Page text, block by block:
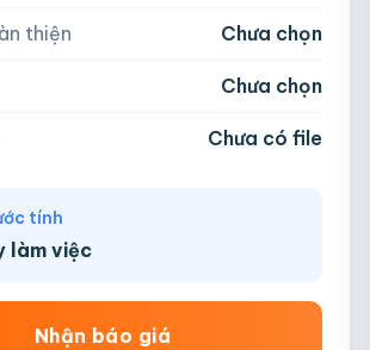
PSD, PNG, JPG (tối đa 50MB)
thiện Chưa chọn
Chưa chọn
Chưa có file
tính
làm việc
Nhận báo giá